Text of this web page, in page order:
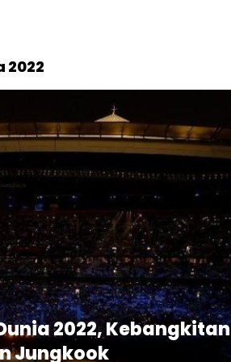
2022
2022, Kebangkitan
Jungkook